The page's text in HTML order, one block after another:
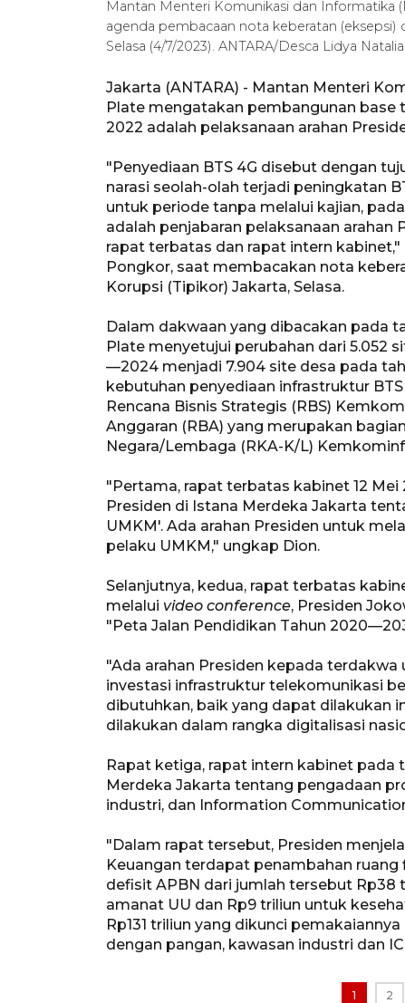
Mantan Menteri Komunikasi dan Informatika
agenda pembacaan nota keberatan (eksepsi)
Selasa (4/7/2023). ANTARA/Desca Lidya Natalia
Jakarta (ANTARA) - Mantan Menteri
Plate mengatakan pembangunan base
2022 adalah pelaksanaan arahan
"Penyediaan BTS 4G disebut dengan
narasi seolah-olah terjadi peningkatan
untuk periode tanpa melalui kajian,
adalah penjabaran pelaksanaan
rapat terbatas dan rapat intern
Pongkor, saat membacakan nota
Korupsi (Tipikor) Jakarta, Selasa.
Dalam dakwaan yang dibacakan pada
Plate menyetujui perubahan dari 5.052
—2024 menjadi 7.904 site desa pada
kebutuhan penyediaan infrastruktur
Rencana Bisnis Strategis (RBS)
Anggaran (RBA) yang merupakan
Negara/Lembaga (RKA-K/L)
"Pertama, rapat terbatas kabinet 12 Mei
Presiden di Istana Merdeka Jakarta
UMKM'. Ada arahan Presiden untuk
pelaku UMKM," ungkap Dion.
Selanjutnya, kedua, rapat terbatas
melalui video conference, Presiden
"Peta Jalan Pendidikan Tahun
"Ada arahan Presiden kepada
investasi infrastruktur telekomunikasi
dibutuhkan, baik yang dapat dilakukan
dilakukan dalam rangka digitalisasi
Rapat ketiga, rapat intern kabinet pada
Merdeka Jakarta tentang pengadaan
industri, dan Information
"Dalam rapat tersebut, Presiden
Keuangan terdapat penambahan ruang
defisit APBN dari jumlah tersebut
amanat UU dan Rp9 triliun untuk
Rp131 triliun yang dikunci
dengan pangan, kawasan industri dan
1 2